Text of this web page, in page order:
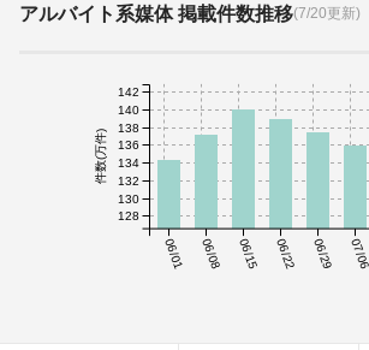
アルバイト系媒体 掲載件数推移(7/20更新)
06/01 06/08 06/15 06/22 06/29 07/06
件数(万件)
128
130
132
134
136
138
140
142